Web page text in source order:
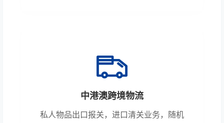
中港澳跨境物流
私人物品出口报关，进口清关业务，随机